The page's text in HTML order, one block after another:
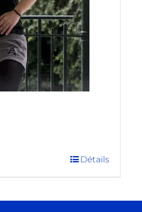
Détails